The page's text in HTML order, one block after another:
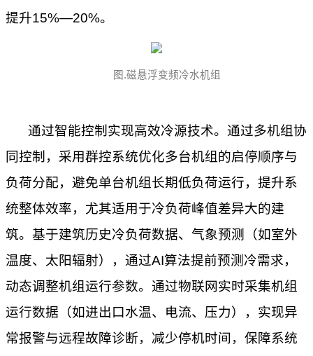
提升15%—20%。
图 .磁悬浮变频冷水机组
通过智能控制实现高效冷源技术。通过多机组协
同控制，采用群控系统优化多台机组的启停顺序与
负荷分配，避免单台机组长期低负荷运行，提升系
统整体效率，尤其适用于冷负荷峰值差异大的建
筑。基于建筑历史冷负荷数据、气象预测（如室外
温度、太阳辐射），通过AI算法提前预测冷需求，
动态调整机组运行参数。通过物联网实时采集机组
运行数据（如进出口水温、电流、压力），实现异
常报警与远程故障诊断，减少停机时间，保障系统